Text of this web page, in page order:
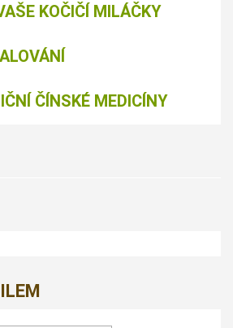
KOČIČÍ MILÁČKY
ČÍNSKÉ MEDICÍNY